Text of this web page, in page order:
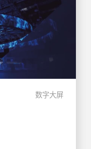
数字大屏